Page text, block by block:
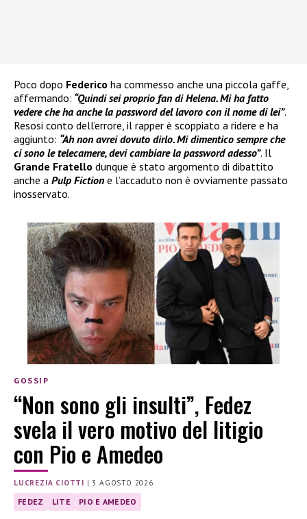
Poco dopo Federico ha commesso anche una piccola gaffe,
affermando: “Quindi sei proprio fan di Helena. Mi ha fatto
vedere che ha anche la password del lavoro con il nome di lei”.
Resosi conto dell’errore, il rapper è scoppiato a ridere e ha
aggiunto: “Ah non avrei dovuto dirlo. Mi dimentico sempre che
ci sono le telecamere, devi cambiare la password adesso”. Il
Grande Fratello dunque è stato argomento di dibattito
anche a Pulp Fiction e l’accaduto non è ovviamente passato
inosservato.
GOSSIP
“Non sono gli insulti”, Fedez
svela il vero motivo del litigio
con Pio e Amedeo
LUCREZIA CIOTTI |3 AGOSTO 2026
FEDEZ LITE PIO E AMEDEO